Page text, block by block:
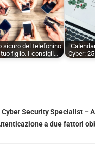
sicuro del telefonino
figlio. I consigli…
Cyber:
Cyber Security Specialist –
a due fattori